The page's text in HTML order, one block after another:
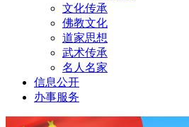
文化传承
佛教文化
道家思想
武术传承
名人名家
信息公开
办事服务